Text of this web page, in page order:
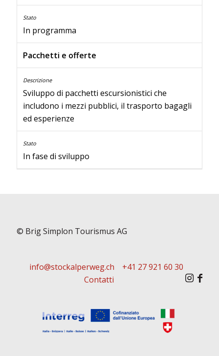
In programma
Pacchetti e offerte
Sviluppo di pacchetti escursionistici che
includono i mezzi pubblici, il trasporto bagagli
ed esperienze
In fase di sviluppo
© Brig Simplon Tourismus AG
info@stockalperweg.ch
+41 27 921 60 30
Contatti